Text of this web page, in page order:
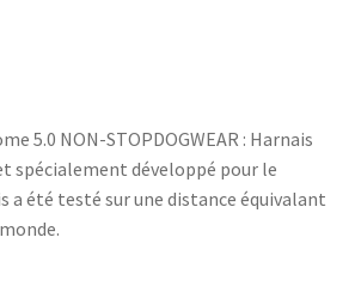
5.0 NON-STOPDOGWEAR : Harnais
spécialement développé pour le
a été testé sur une distance équivalant